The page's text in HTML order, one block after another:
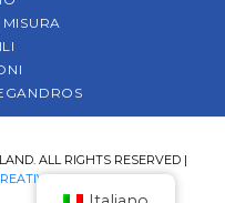
ALL RIGHTS RESERVED |
AGENCY